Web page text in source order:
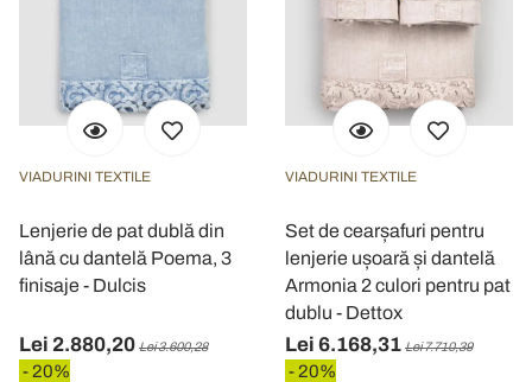
VIADURINI TEXTILE
Lenjerie de pat dublă din
lână cu dantelă Poema, 3
finisaje - Dulcis
Lei 2.880,20 Lei 3.600,28
- 20%
VIADURINI TEXTILE
Set de cearșafuri pentru
lenjerie ușoară și dantelă
Armonia 2 culori pentru pat
dublu - Dettox
Lei 6.168,31 Lei 7.710,39
- 20%